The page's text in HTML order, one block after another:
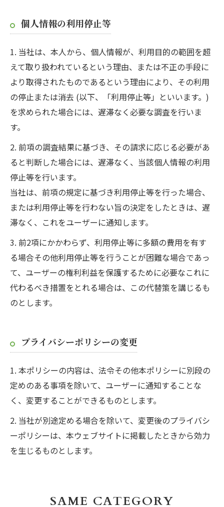
個人情報の利用停止等
1. 当社は、本人から、個人情報が、利用目的の範囲を超
えて取り扱われているという理由、または不正の手段に
より取得されたものであるという理由により、その利用
の停止または消去 (以下、「利用停止等」といいます。)
を求められた場合には、遅滞なく必要な調査を行いま
す。
2. 前項の調査結果に基づき、その請求に応じる必要があ
ると判断した場合には、遅滞なく、当該個人情報の利用
停止等を行います。
当社は、前項の規定に基づき利用停止等を行った場合、
または利用停止等を行わない旨の決定をしたときは、遅
滞なく、これをユーザーに通知します。
3. 前2項にかかわらず、利用停止等に多額の費用を有す
る場合その他利用停止等を行うことが困難な場合であっ
て、ユーザーの権利利益を保護するために必要なこれに
代わるべき措置をとれる場合は、この代替策を講じるも
のとします。
プライバシーポリシーの変更
1. 本ポリシーの内容は、法令その他本ポリシーに別段の
定めのある事項を除いて、ユーザーに通知することな
く、変更することができるものとします。
2. 当社が別途定める場合を除いて、変更後のプライバシ
ーポリシーは、本ウェブサイトに掲載したときから効力
を生じるものとします。
SAME CATEGORY